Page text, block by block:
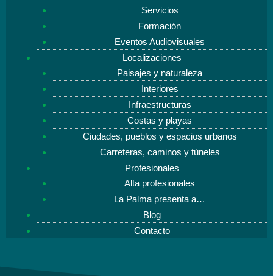
Servicios
Formación
Eventos Audiovisuales
Localizaciones
Paisajes y naturaleza
Interiores
Infraestructuras
Costas y playas
Ciudades, pueblos y espacios urbanos
Carreteras, caminos y túneles
Profesionales
Alta profesionales
La Palma presenta a…
Blog
Contacto